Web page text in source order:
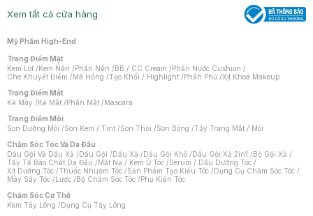
Xem tất cả cửa hàng
Mỹ Phẩm High-End
Trang Điểm Mặt
Kem Lót /Kem Nền /Phấn Nền /BB / CC Cream /Phấn Nước Cushion /
Che Khuyết Điểm /Má Hồng /Tạo Khối / Highlight /Phấn Phủ /Xịt Khoá Makeup
Trang Điểm Mắt
Kẻ Mày /Kẻ Mắt /Phấn Mắt /Mascara
Trang Điểm Môi
Son Dưỡng Môi /Son Kem / Tint /Son Thỏi /Son Bóng /Tẩy Trang Mắt / Môi
Chăm Sóc Tóc Và Da Đầu
Dầu Gội Và Dầu Xả /Dầu Gội /Dầu Xả /Dầu Gội Khô /Dầu Gội Xả 2in1 /Bộ Gội Xả /
Tẩy Tế Bào Chết Da Đầu /Mặt Nạ / Kem Ủ Tóc /Serum / Dầu Dưỡng Tóc /
Xịt Dưỡng Tóc /Thuốc Nhuộm Tóc /Sản Phẩm Tạo Kiểu Tóc /Dụng Cụ Chăm Sóc Tóc /
Máy Sấy Tóc /Lược /Bộ Chăm Sóc Tóc /Phụ Kiện Tóc
Chăm Sóc Cơ Thể
Kem Tẩy Lông /Dụng Cụ Tẩy Lông